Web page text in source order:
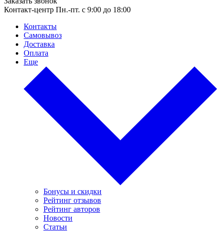
Контакт-центр Пн.-пт. с 9:00 до 18:00
Контакты
Самовывоз
Доставка
Оплата
Еще
Бонусы и скидки
Рейтинг отзывов
Рейтинг авторов
Новости
Статьи